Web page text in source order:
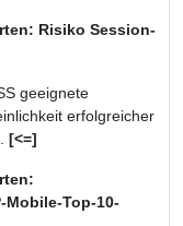
Risiko Session-
geeignete
erfolgreicher
[<=]
Mobile-Top-10-